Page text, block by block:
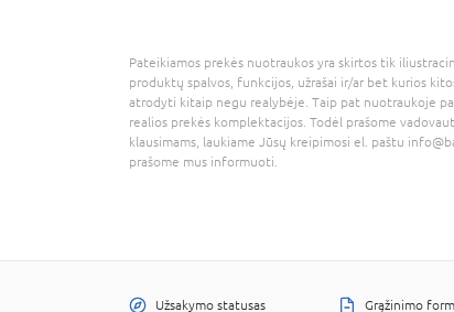
Pateikiamos prekės nuotraukos yra skirtos tik
produktų spalvos, funkcijos, užrašai ir/ar bet kurios
atrodyti kitaip negu realybėje. Taip pat nuotraukoje
realios prekės komplektacijos. Todėl prašome
klausimams, laukiame Jūsų kreipimosi el. paštu
prašome mus informuoti.
Užsakymo statusas Grąžinimo